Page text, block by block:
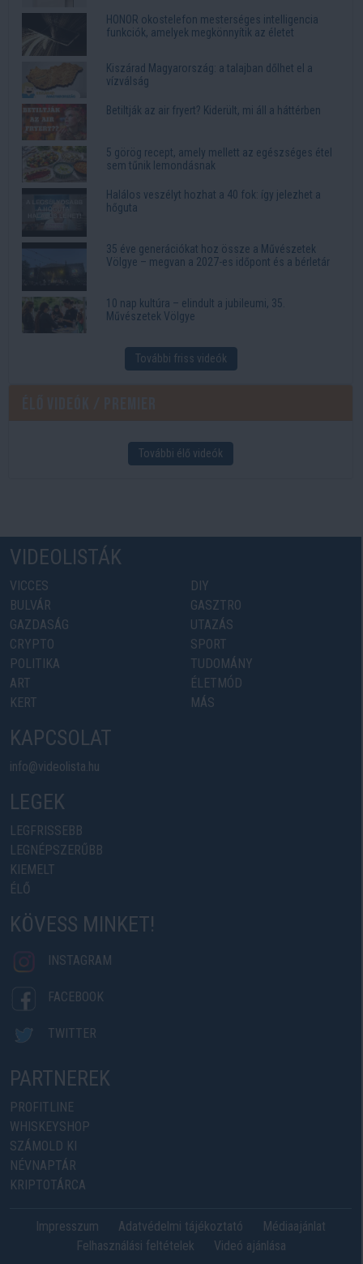
HONOR okostelefon mesterséges intelligencia
funkciók, amelyek megkönnyítik az életet
Kiszárad Magyarország: a talajban dőlhet el a
vízválság
Betiltják az air fryert? Kiderült, mi áll a háttérben
5 görög recept, amely mellett az egészséges étel
sem tűnik lemondásnak
Halálos veszélyt hozhat a 40 fok: így jelezhet a
hőguta
35 éve generációkat hoz össze a Művészetek
Völgye – megvan a 2027-es időpont és a bérletár
10 nap kultúra – elindult a jubileumi, 35.
Művészetek Völgye
További friss videók
További élő videók
VIDEOLISTÁK
VICCES
BULVÁR
GAZDASÁG
CRYPTO
POLITIKA
ART
KERT
DIY
GASZTRO
UTAZÁS
SPORT
TUDOMÁNY
ÉLETMÓD
MÁS
KAPCSOLAT
info@videolista.hu
LEGEK
LEGFRISSEBB
LEGNÉPSZERŰBB
KIEMELT
ÉLŐ
KÖVESS MINKET!
INSTAGRAM
FACEBOOK
TWITTER
PARTNEREK
PROFITLINE
WHISKEYSHOP
SZÁMOLD KI
NÉVNAPTÁR
KRIPTOTÁRCA
Impresszum Adatvédelmi tájékoztató
Médiaajánlat
Felhasználási feltételek
Videó ajánlása